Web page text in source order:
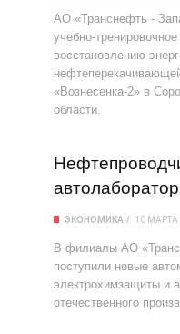
АО «Транснефть -
учебно-
восстановлению
«Вознесенка-2» в
области.
ЭКОНОМИКА 10 МАРТА
В филиалы АО
поступили новые
электрохимзащиты и
отечественного